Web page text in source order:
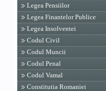
Legea Pensiilor
Legea Finantelor Publice
Legea Insolventei
Codul Civil
Codul Muncii
Codul Penal
Codul Vamal
Constitutia Romaniei